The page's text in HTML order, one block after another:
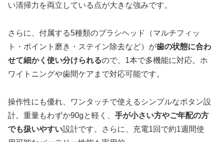
い清掃力を両立している点が大きな強みです。
さらに、付属する5種類のブラシヘッド（マルチフィッ
ト・ポイント磨き・ステイン除去など）が歯の状態に合わ
せて細かく使い分けられるので、1本で多機能に対応。ホ
ワイトニングや歯間ケアまで対応可能です。
操作性にも優れ、ワンタッチで使えるシンプルなボタン設
計。重量もわずか90gと軽く、 手が小さい方やご年配の方
でも扱いやすい設計です。さらに、充電1回で約1週間使